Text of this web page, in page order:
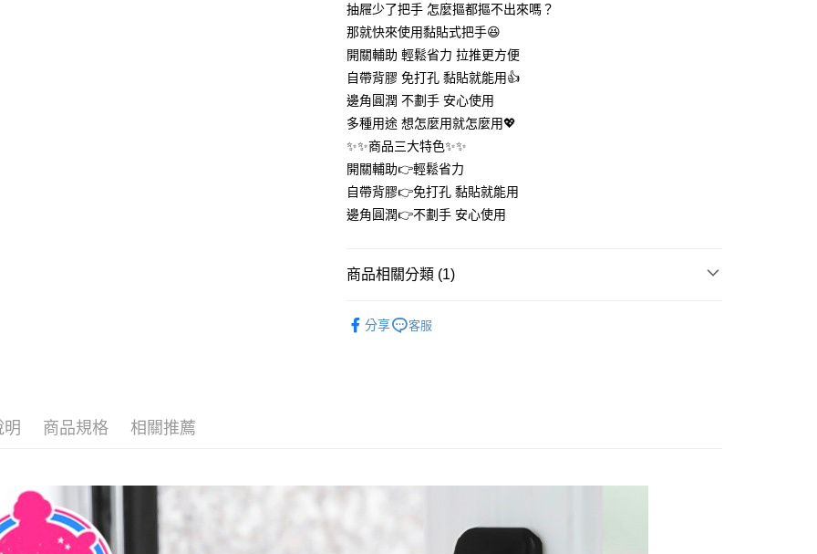
２．便利：只要手機號碼，簡訊認證，即可結帳。
３．安心：先確認商品／服務後，再付款。
【「AFTEE先享後付」結帳流程】
１．於結帳方式選擇「AFTEE先享後付」後，將跳轉至「AFTEE先享後
２．訂單成立數日內，您將收到繳費通知簡訊。
３．收到繳費通知簡訊後14天內，點擊此簡訊中的連結，可透過四大超商
／ATM／網路銀行／等多元方式進行付款，方視為交易完成。
※ 請注意：結帳手續完成當下不需立刻繳費，但若您需要取消訂單，請聯
絡購買商品的店家。未經商家同意取消之訂單仍視為有效，需透過AFTEE
先享後付繳納相關費用。
是否繳費成功／繳費後需取消欲退款等相關疑問，請聯繫「AFTEE先享後
【注意事項】
求債權轉讓予恩沛科技股份有限公司。
２．關於個人資料處理事宜，請瀏覽以下網址：
形，恩沛科技股份有限公司將有權停止該用戶之使用額度並採取法律行
運送方式
全家取貨付款
每筆NT$60，滿NT$399(含以上)免運費
付款後全家取貨
每筆NT$60，滿NT$399(含以上)免運費
7-11取貨付款
每筆NT$60，滿NT$399(含以上)免運費
付款後7-11取貨
宅配
抽屜少了把手 怎麼摳都摳不出來嗎？
那就快來使用黏貼式把手😆
開關輔助 輕鬆省力 拉推更方便
自帶背膠 免打孔 黏貼就能用👍️
邊角圓潤 不劃手 安心使用
多種用途 想怎麼用就怎麼用💖
✨✨商品三大特色✨✨
開關輔助👉輕鬆省力
自帶背膠👉免打孔 黏貼就能用
邊角圓潤👉不劃手 安心使用
商品相關分類 (1)
分享
客服
明 商品規格 相關推薦